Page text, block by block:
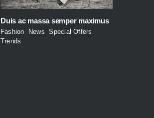
Duis ac massa semper maximus
Fashion News ,Special Offers
Trends